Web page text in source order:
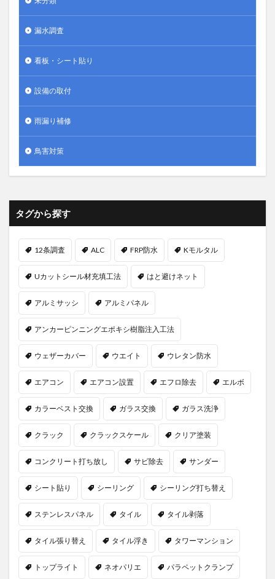
漏水調査
看板・シート貼り
設備の取付
雨漏り補修
鳥害対策
タグから探す
12条調査 ALC FRP防水 Kモルタル
Uカットシール材充填工法 はと避けネット
アルミサッシ アルミパネル
アンカーピンニングエポキシ樹脂注入工法
ウェザーカバー ウエイト ウレタン防水
エアコン エアコン設置 エフロ除去 エルボ
カラーベスト交換 ガラス交換 ガラス洗浄
クラック クラックスケール クリア塗装
コンクリート打ち放し サビ除去 サンダー
シート貼り シーリング シーリング打ち替え
ステンレスパネル タイル タイル剥落
タイル張り替え タイル浮き タワーマンション
トップライト ネオパリエ パラペットクランプ